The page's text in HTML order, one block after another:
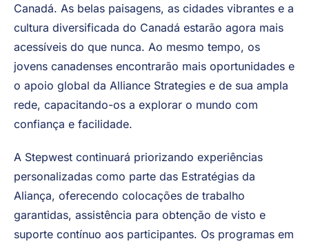
Para os parceiros e participantes da Alliance
Strategies, essa aquisição abre novas e empolgantes
oportunidades de conhecer o tão procurado destino
Canadá. As belas paisagens, as cidades vibrantes e a
cultura diversificada do Canadá estarão agora mais
acessíveis do que nunca. Ao mesmo tempo, os
o apoio global da Alliance Strategies e de sua ampla
rede, capacitando-os a explorar o mundo com
confiança e facilidade.
A Stepwest continuará priorizando experiências